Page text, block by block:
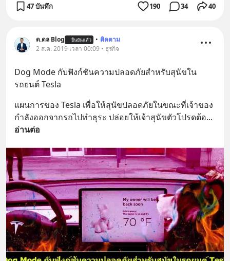
47 บันทึก 190 34 40
ด.ดล Blog ยืนยันแล้ว • ติดตาม
2 ส.ค. 2019 เวลา 00:09 • ธุรกิจ
Dog Mode กับฟังก์ชันความปลอดภัยสำหรับสุนัขใน
รถยนต์ Tesla
แผนการของ Tesla เพื่อให้สุนัขปลอดภัยในขณะที่เจ้าของ
กำลังออกจากรถไปทำธุระ ปล่อยให้เจ้าสุนัขตัวโปรดต้อ
อ่านต่อ